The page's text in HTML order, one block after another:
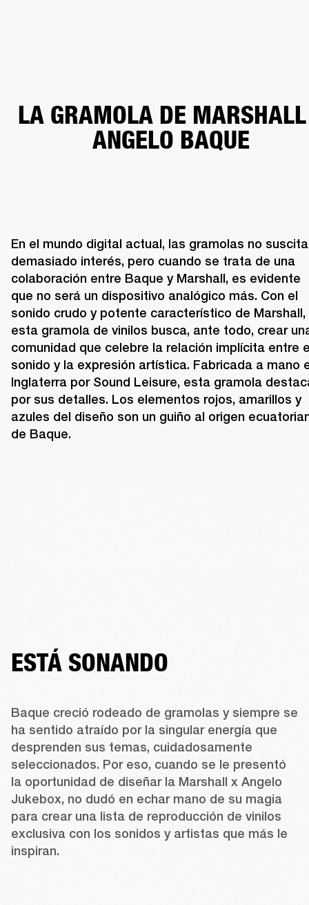
LA GRAMOLA DE
ANGELO BAQUE
En el mundo digital actual, las gramolas no
demasiado interés, pero cuando se trata de una
colaboración entre Baque y Marshall, es evidente
que no será un dispositivo analógico más. Con el
sonido crudo y potente característico de Marshall,
esta gramola de vinilos busca, ante todo, crear
comunidad que celebre la relación implícita entre
sonido y la expresión artística. Fabricada a mano
Inglaterra por Sound Leisure, esta gramola
por sus detalles. Los elementos rojos, amarillos y
azules del diseño son un guiño al origen
de Baque.
ESTÁ SONANDO
Baque creció rodeado de gramolas y siempre se
ha sentido atraído por la singular energía que
desprenden sus temas, cuidadosamente
seleccionados. Por eso, cuando se le presentó
la oportunidad de diseñar la Marshall x Angelo
Jukebox, no dudó en echar mano de su magia
para crear una lista de reproducción de vinilos
exclusiva con los sonidos y artistas que más le
inspiran.